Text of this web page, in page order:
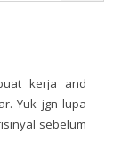
kerja and
Yuk jgn lupa
sebelum